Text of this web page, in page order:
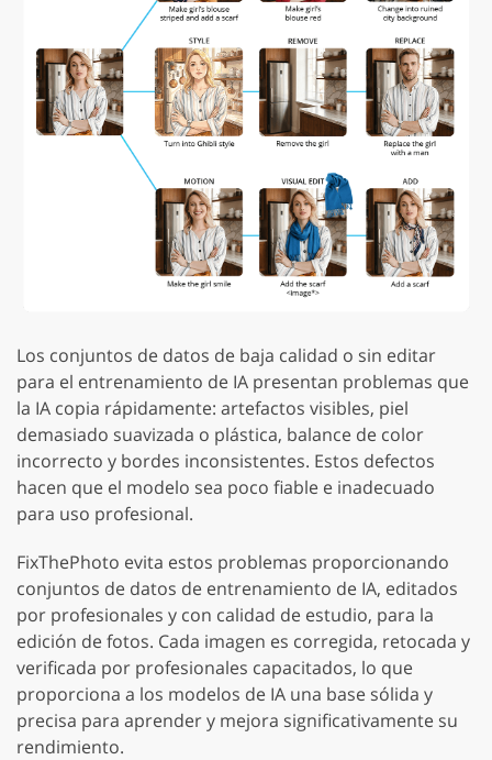
Los conjuntos de datos de baja calidad o sin editar
para el entrenamiento de IA presentan problemas que
la IA copia rápidamente: artefactos visibles, piel
demasiado suavizada o plástica, balance de color
incorrecto y bordes inconsistentes. Estos defectos
hacen que el modelo sea poco fiable e inadecuado
para uso profesional.
FixThePhoto evita estos problemas proporcionando
conjuntos de datos de entrenamiento de IA, editados
por profesionales y con calidad de estudio, para la
edición de fotos. Cada imagen es corregida, retocada y
verificada por profesionales capacitados, lo que
proporciona a los modelos de IA una base sólida y
precisa para aprender y mejora significativamente su
rendimiento.